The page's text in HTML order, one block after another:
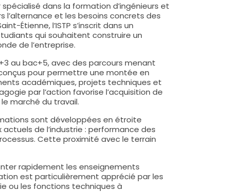
dans la formation d’ingénieurs et
et les besoins concrets des
Étienne, l’ISTP s’inscrit dans un
qui souhaitent construire un
de l’entreprise.
au bac+5, avec des parcours menant
pour permettre une montée en
académiques, projets techniques et
par l’action favorise l’acquisition de
marché du travail.
sont développées en étroite
de l’industrie : performance des
Cette proximité avec le terrain
rapidement les enseignements
est particulièrement apprécié par les
ou les fonctions techniques à